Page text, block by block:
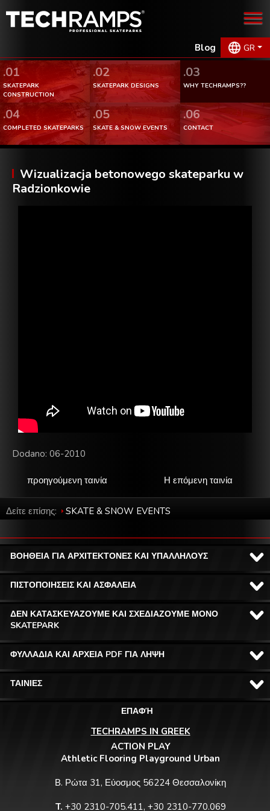
Blog GR
.01
SKATEPARK
CONSTRUCTION
.02
SKATEPARK DESIGNS
.03
WHY TECHRAMPS??
.04
COMPLETED SKATEPARKS
.05
SKATE & SNOW EVENTS
.06
CONTACT
Wizualizacja betonowego skateparku w
Radzionkowie
Dodano: 06-2010
Η επόμενη ταινία
προηγούμενη ταινία
Δείτε επίσης: SKATE & SNOW EVENTS
ΒΟΗΘΕΙΑ ΓΙΑ ΑΡΧΙΤΕΚΤΟΝΕΣ ΚΑΙ ΥΠΑΛΛΗΛΟΥΣ
ΠΙΣΤΟΠΟΙΗΣΕΙΣ ΚΑΙ ΑΣΦΑΛΕΙΑ
ΔΕΝ ΚΑΤΑΣΚΕΥΑΖΟΥΜΕ ΚΑΙ ΣΧΕΔΙΑΖΟΥΜΕ ΜΟΝΟ
SKATEPARK
ΦΥΛΛΑΔΙΑ ΚΑΙ ΑΡΧΕΙΑ PDF ΓΙΑ ΛΗΨΗ
ΤΑΙΝΙΕΣ
ΕΠΑΦΉ
TECHRAMPS IN GREEK
ACTION PLAY
Athletic Flooring Playground Urban
Β. Ρώτα 31, Εύοσμος 56224 Θεσσαλονίκη
T. +30 2310-705.411, +30 2310-770.069